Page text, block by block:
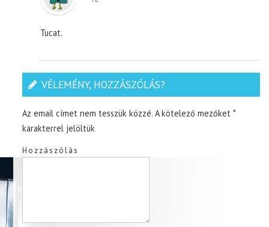
Tucat.
VÉLEMÉNY, HOZZÁSZÓLÁS?
Az email címet nem tesszük közzé. A kötelező mezőket*
karakterrel jelöltük
Hozzászólás